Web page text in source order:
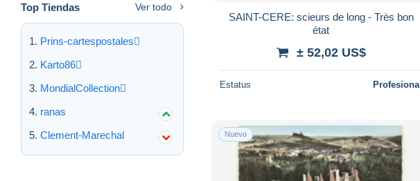
Top Tiendas Ver todo
Prins-cartespostales
Karto86
MondialCollection
ranas
Clement-Marechal
SAINT-CERE: scieurs de long - Très bon
état
± 52,02 US$
Estatus Profesional
Nuevo